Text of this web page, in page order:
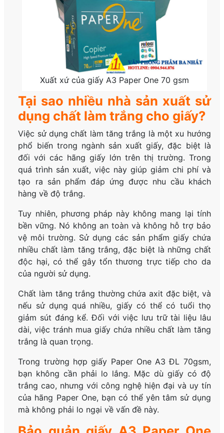
Xuất xứ của giấy A3 Paper One 70 gsm
Tại sao nhiều nhà sản xuất sử
dụng chất làm trắng cho giấy?
Việc sử dụng chất làm tăng trắng là một xu hướng
phổ biến trong ngành sản xuất giấy, đặc biệt là
đối với các hãng giấy lớn trên thị trường. Trong
quá trình sản xuất, việc này giúp giảm chi phí và
tạo ra sản phẩm đáp ứng được nhu cầu khách
hàng về độ trắng.
Tuy nhiên, phương pháp này không mang lại tính
bền vững. Nó không an toàn và không hỗ trợ bảo
vệ môi trường. Sử dụng các sản phẩm giấy chứa
nhiều chất làm tăng trắng, đặc biệt là những chất
độc hại, có thể gây tổn thương trực tiếp cho da
của người sử dụng.
Chất làm tăng trắng thường chứa axit đặc biệt, và
nếu sử dụng quá nhiều, giấy có thể có tuổi thọ
giảm sút đáng kể. Đối với việc lưu trữ tài liệu lâu
dài, việc tránh mua giấy chứa nhiều chất làm tăng
trắng là quan trọng.
Trong trường hợp giấy Paper One A3 ĐL 70gsm,
bạn không cần phải lo lắng. Mặc dù giấy có độ
trắng cao, nhưng với công nghệ hiện đại và uy tín
của hãng Paper One, bạn có thể yên tâm sử dụng
mà không phải lo ngại về vấn đề này.